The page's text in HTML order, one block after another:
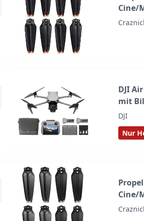
Cine/
Mavic
DJI
mit
DJI
Nur
Cine/
Mavic